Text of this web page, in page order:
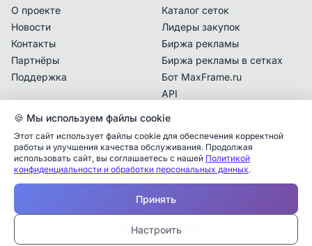
Владелец сетки с данным контактом
подтвердил последний раз право владения.
Перед покупкой рекламы убедитесь
самостоятельно, что с указанной даты не
поменялся владелец/админ и вы покупаете
рекламу у контактного лица, кому данная
сетка сейчас принадлежит.
Перейти к контакту
О проекте
Новости
Контакты
Партнёры
Поддержка
Каталог сеток
Лидеры закупок
Биржа рекламы
Биржа рекламы в сетках
Бот MaxFrame.ru
API
Документы
Политика
конфиденциальности
Пользовательское
соглашение
Тарифы и подписки
🍪 Мы используем файлы cookie
Этот сайт использует файлы cookie для обеспечения корректной
работы и улучшения качества обслуживания. Продолжая
использовать сайт, вы соглашаетесь с нашей Политикой
конфиденциальности и обработки персональных данных.
Принять
Настроить